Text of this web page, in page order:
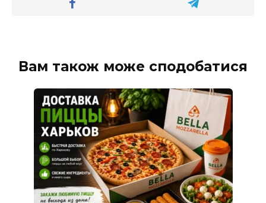
Вам також може сподобатися